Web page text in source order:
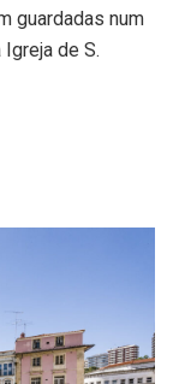
guardadas num
de S.